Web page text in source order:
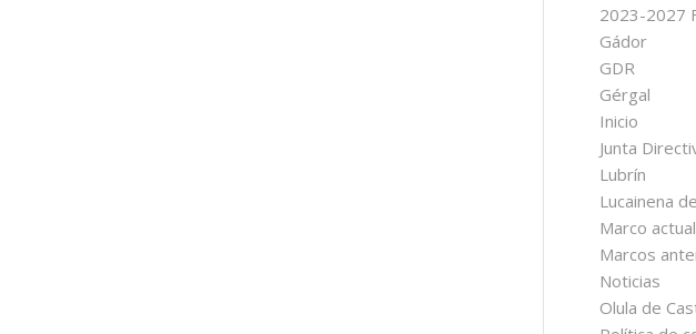
2023-2027
Gádor
GDR
Gérgal
Inicio
Junta
Lubrín
Lucainena
Marco actual
Marcos
Noticias
Olula de